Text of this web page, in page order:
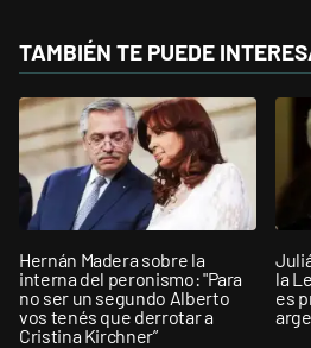
TAMBIÉN TE PUEDE
Hernán Madera sobre la
interna del peronismo: "Para
no ser un segundo Alberto
vos tenés que derrotar a
Cristina Kirchner”
la
es